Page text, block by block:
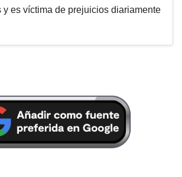
y es víctima de prejuicios diariamente